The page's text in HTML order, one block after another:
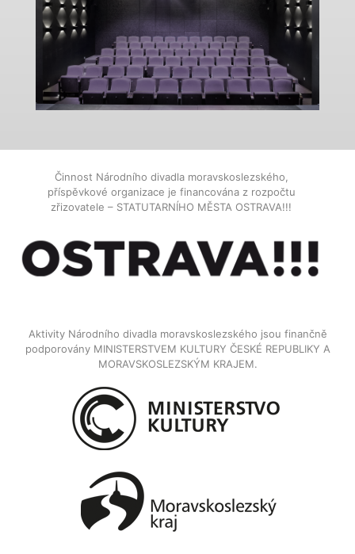
Činnost Národního divadla moravskoslezského,
příspěvkové organizace je financována z rozpočtu
zřizovatele – STATUTARNÍHO MĚSTA OSTRAVA!!!
Aktivity Národního divadla moravskoslezského jsou finančně
podporovány MINISTERSTVEM KULTURY ČESKÉ REPUBLIKY A
MORAVSKOSLEZSKÝM KRAJEM.